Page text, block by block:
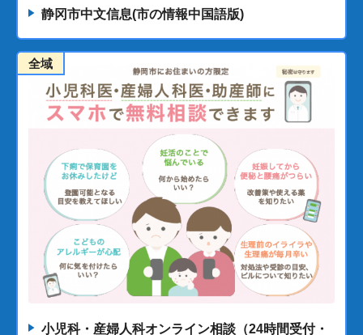
静冈市中文信息(市の情報中国語版)
小児科・産婦人科オンライン相談（24時間受付・
全域